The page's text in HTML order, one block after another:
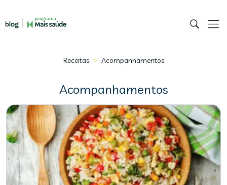
Receitas > Acompanhamentos
Acompanhamentos